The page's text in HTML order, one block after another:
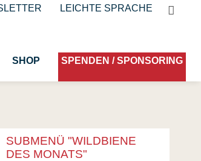
LEICHTE SPRACHE
Naturgarten anlegen
Nachhaltig gärtnern
SHOP SPENDEN / SPONSORING
SUBMENÜ "WILDBIENE
DES MONATS"